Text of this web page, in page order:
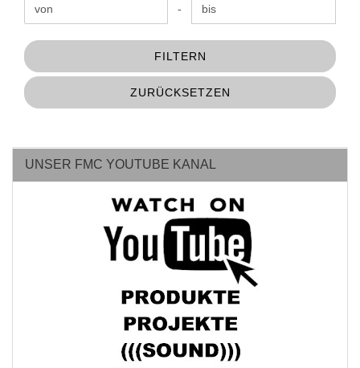
Preis bis -
FILTERN
ZURÜCKSETZEN
UNSER FMC YOUTUBE KANAL